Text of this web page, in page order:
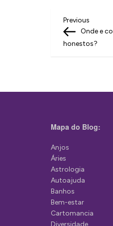
N
a
g
ç
o
d
e
P
o
Previous
Post
Previous
Onde e
honestos?
Mapa do Blog:
Anjos
Áries
Astrologia
Autoajuda
Banhos
Bem-estar
Cartomancia
Diversidade